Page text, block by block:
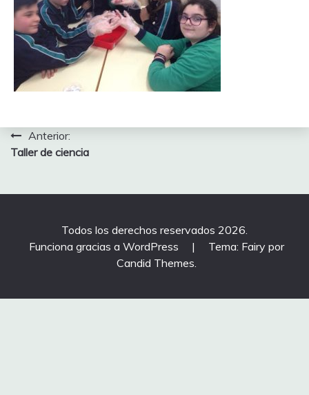
Navegación
de
entradas
Anterior:
Taller de ciencia
Todos los derechos reservados 2026.
Funciona gracias a WordPress
|
Tema: Fairy por
Candid Themes